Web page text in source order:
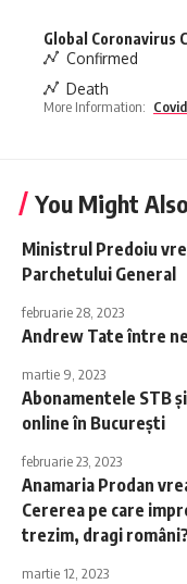
Global Coronavirus
Confirmed
Death
More Information:
You Might
Ministrul Predoiu
Parchetului General
februarie 28, 2023
Andrew Tate între
martie 9, 2023
Abonamentele STB
online în București
februarie 23, 2023
Anamaria Prodan
Cererea pe care
trezim, dragi
martie 12, 2023